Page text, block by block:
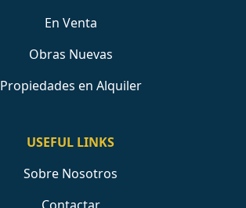
En Venta
Obras Nuevas
Propiedades en Alquiler
USEFUL LINKS
Sobre Nosotros